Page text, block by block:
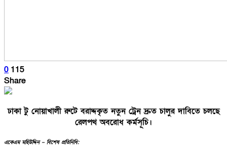
0 115
Share
ঢাকা টু নোয়াখালী রুটে বরাদ্দকৃত নতুন ট্রেন দ্রুত চালুর দাবিতে চলছে
রেলপথ অবরোধ কর্মসূচি।
একেএম মহিউদ্দিন – বিশেষ প্রতিনিধি: